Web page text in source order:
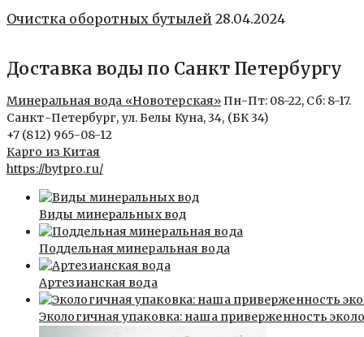
Очистка оборотных бутылей 28.04.2024
Доставка воды по Санкт Петербургу
Минеральная вода «Новотерская»Пн-Пт: 08-22, Сб: 8-17.
Санкт-Петербург, ул. Белы Куна, 34, (БК 34)
+7 (812) 965-08-12
Карго из Китая
https://bytpro.ru/
Виды минеральных вод
Поддельная минеральная вода
Артезианская вода
Экологичная упаковка: наша приверженность